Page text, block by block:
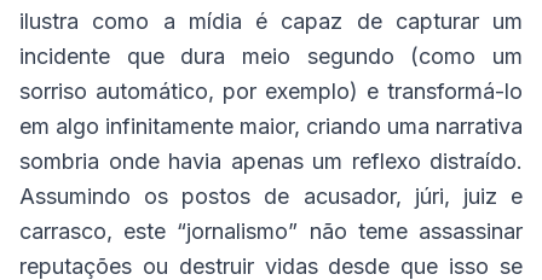
ilustra como a mídia é capaz de capturar um
incidente que dura meio segundo (como um
sorriso automático, por exemplo) e transformá-lo
em algo infinitamente maior, criando uma narrativa
sombria onde havia apenas um reflexo distraído.
Assumindo os postos de acusador, júri, juiz e
carrasco, este “jornalismo” não teme assassinar
reputações ou destruir vidas desde que isso se